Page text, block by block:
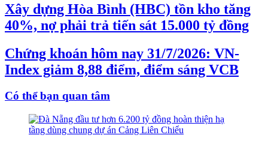
Xây dựng Hòa Bình (HBC) tồn kho tăng
40%, nợ phải trả tiến sát 15.000 tỷ đồng
Chứng khoán hôm nay 31/7/2026: VN-
Index giảm 8,88 điểm, điểm sáng VCB
Có thể bạn quan tâm